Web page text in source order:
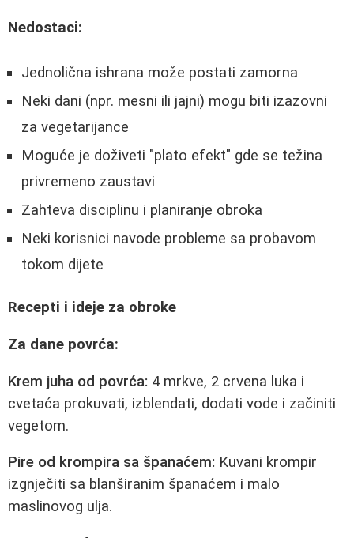
Nedostaci:
Jednolična ishrana može postati zamorna
Neki dani (npr. mesni ili jajni) mogu biti izazovni
za vegetarijance
Moguće je doživeti "plato efekt" gde se težina
privremeno zaustavi
Zahteva disciplinu i planiranje obroka
Neki korisnici navode probleme sa probavom
tokom dijete
Recepti i ideje za obroke
Za dane povrća:
Krem juha od povrća: 4 mrkve, 2 crvena luka i
cvetaća prokuvati, izblendati, dodati vode i začiniti
vegetom.
Pire od krompira sa španaćem: Kuvani krompir
izgnječiti sa blanširanim španaćem i malo
maslinovog ulja.